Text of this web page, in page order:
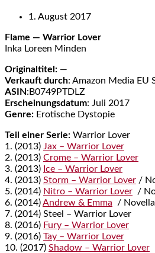
1. August 2017
Flame — Warrior Lover
Inka Loreen Minden
Originaltitel: —
Verkauft durch: Amazon Media EU
ASIN:B0749PTDLZ
Erscheinungsdatum: Juli 2017
Genre: Erotische Dystopie
Teil einer Serie: Warrior Lover
1. (2013) Jax – Warrior Lover
2. (2013) Crome – Warrior Lover
3. (2013) Ice – Warrior Lover
4. (2013) Storm – Warrior Lover /
5. (2014) Nitro – Warrior Lover /
6. (2014)Andrew & Emma / Novella
7. (2014) Steel – Warrior Lover
8. (2016) Fury – Warrior Lover
9. (2016) Tay – Warrior Lover
10. (2017) Shadow – Warrior Lover